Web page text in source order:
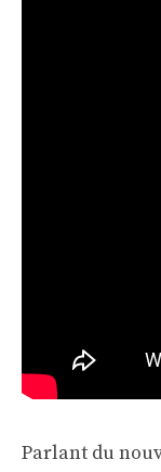
Parlant du